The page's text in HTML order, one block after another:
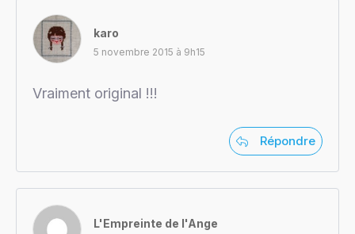
karo
5 novembre 2015 à 9h15
Vraiment original !!!
Répondre
L'Empreinte de l'Ange